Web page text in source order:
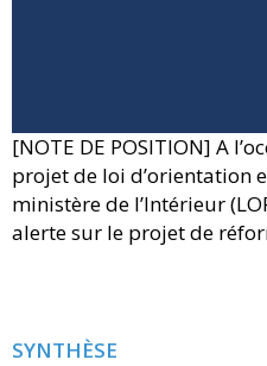
[NOTE DE POSITION] A
projet de loi d’orientation
ministère de l’Intérieur
alerte sur le projet de
SYNTHÈSE